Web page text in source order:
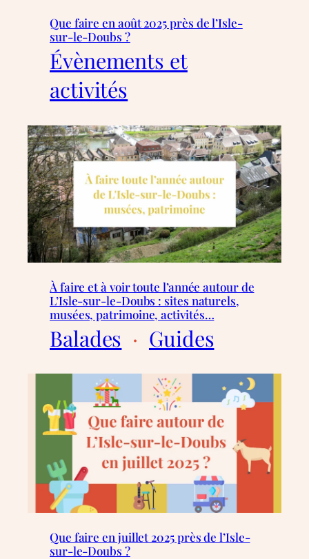
Que faire en août 2025 près de l’Isle-
sur-le-Doubs ?
Évènements et
activités
À faire et à voir toute l’année autour de
L’Isle-sur-le-Doubs : sites naturels,
musées, patrimoine, activités…
Balades
  ·
Guides
Que faire en juillet 2025 près de l’Isle-
sur-le-Doubs ?